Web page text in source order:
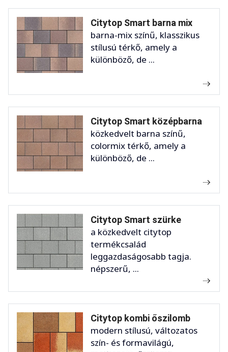
Citytop Smart barna mix
barna-mix színű, klasszikus
stílusú térkő, amely a
különböző, de ...
Citytop Smart középbarna
közkedvelt barna színű,
colormix térkő, amely a
különböző, de ...
Citytop Smart szürke
a közkedvelt citytop
termékcsalád
leggazdaságosabb tagja.
népszerű, ...
Citytop kombi őszilomb
modern stílusú, változatos
szín- és formavilágú,